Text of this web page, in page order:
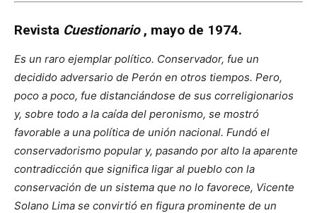
Revista Cuestionario , mayo de 1974.
Es un raro ejemplar político. Conservador, fue un
decidido adversario de Perón en otros tiempos. Pero,
poco a poco, fue distanciándose de sus correligionarios
y, sobre todo a la caída del peronismo, se mostró
favorable a una política de unión nacional. Fundó el
conservadorismo popular y, pasando por alto la aparente
contradicción que significa ligar al pueblo con la
conservación de un sistema que no lo favorece, Vicente
Solano Lima se convirtió en figura prominente de un